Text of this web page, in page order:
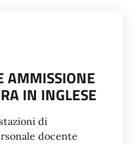
AMMISSIONE
IN INGLESE
di
docente